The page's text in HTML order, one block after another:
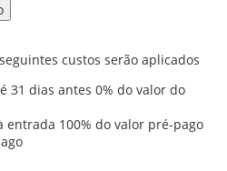
custos serão aplicados
31 dias antes 0% do valor do
entrada 100% do valor pré-pago